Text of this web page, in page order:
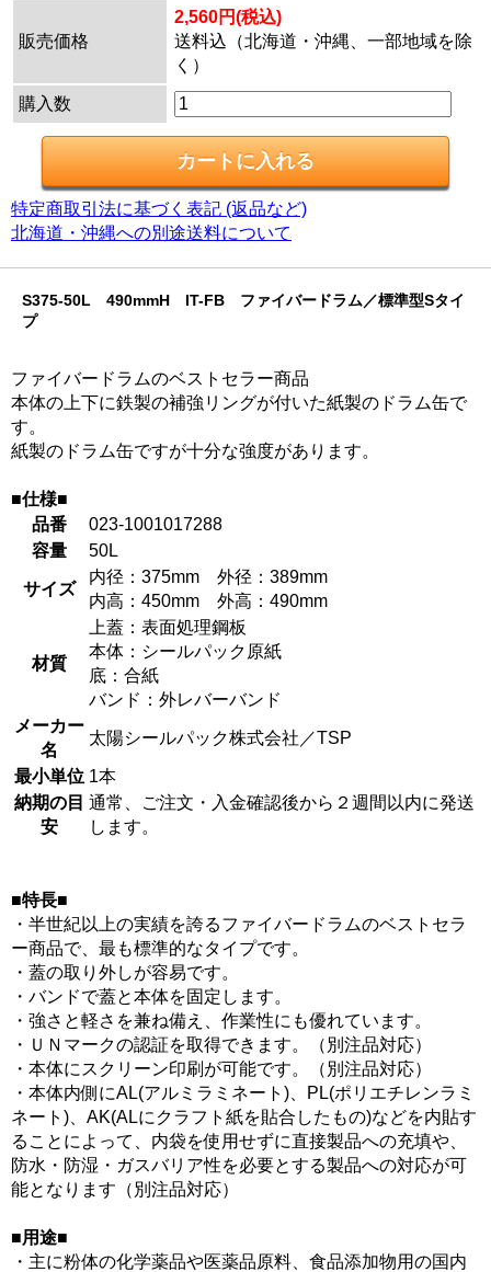
販売価格
2,560円(税込)
送料込（北海道・沖縄、一部地域を除
く）
購入数
特定商取引法に基づく表記 (返品など)
北海道・沖縄への別途送料について
S375-50L 490mmH IT-FB ファイバードラム／標準型Sタイ
プ
ファイバードラムのベストセラー商品
本体の上下に鉄製の補強リングが付いた紙製のドラム缶で
す。
紙製のドラム缶ですが十分な強度があります。
■仕様■
品番
023-1001017288
容量
50L
サイズ
内径：375mm 外径：389mm
内高：450mm 外高：490mm
材質
上蓋：表面処理鋼板
本体：シールパック原紙
底：合紙
バンド：外レバーバンド
メーカー
名
太陽シールパック株式会社／TSP
最小単位 1本
納期の目
安
通常、ご注文・入金確認後から２週間以内に発送
します。
■特長■
・半世紀以上の実績を誇るファイバードラムのベストセラ
ー商品で、最も標準的なタイプです。
・蓋の取り外しが容易です。
・バンドで蓋と本体を固定します。
・強さと軽さを兼ね備え、作業性にも優れています。
・ＵＮマークの認証を取得できます。（別注品対応）
・本体にスクリーン印刷が可能です。（別注品対応）
・本体内側にAL(アルミラミネート)、PL(ポリエチレンラミ
ネート)、AK(ALにクラフト紙を貼合したもの)などを内貼す
ることによって、内袋を使用せずに直接製品への充填や、
防水・防湿・ガスバリア性を必要とする製品への対応が可
能となります（別注品対応）
■用途■
・主に粉体の化学薬品や医薬品原料、食品添加物用の国内